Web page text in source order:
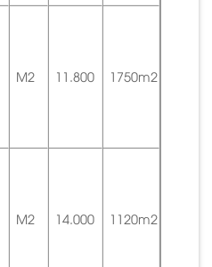
M2 11.800 1750m2
M2 14.000 1120m2